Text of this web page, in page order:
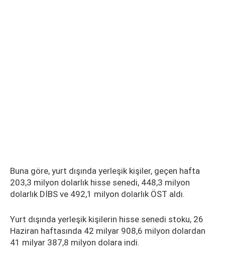
Buna göre, yurt dışında yerleşik kişiler, geçen hafta
203,3 milyon dolarlık hisse senedi, 448,3 milyon
dolarlık DİBS ve 492,1 milyon dolarlık ÖST aldı.
Yurt dışında yerleşik kişilerin hisse senedi stoku, 26
Haziran haftasında 42 milyar 908,6 milyon dolardan
41 milyar 387,8 milyon dolara indi.